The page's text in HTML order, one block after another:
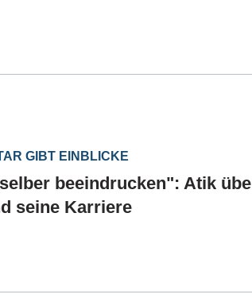
GIBT EINBLICKE
beeindrucken": Atik
seine Karriere